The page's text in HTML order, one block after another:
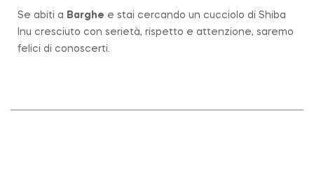
Se abiti a Barghe e stai cercando un cucciolo di Shiba
Inu cresciuto con serietà, rispetto e attenzione, saremo
felici di conoscerti.